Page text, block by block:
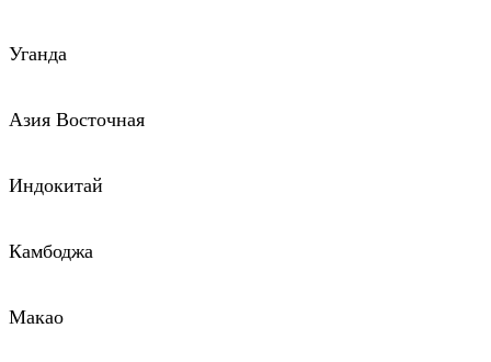
Уганда
Азия Восточная
Индокитай
Камбоджа
Макао